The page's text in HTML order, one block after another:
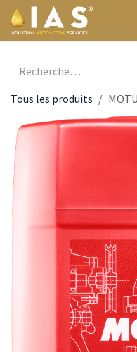
Se rendre au contenu
Tous les produits